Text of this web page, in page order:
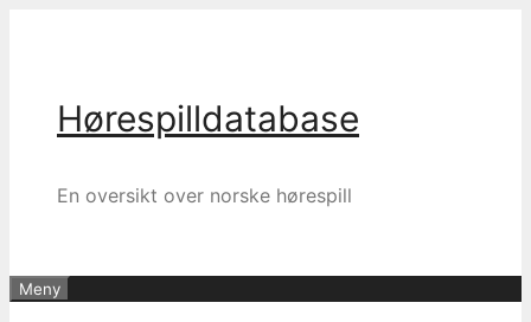
Hørespilldatabase
En oversikt over norske hørespill
Meny